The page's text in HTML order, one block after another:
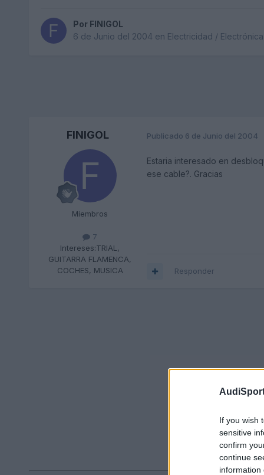
If you wish
sensitive
confirm
continue
information
Por FINIGOL
6 de Junio del 2004 en Electricidad /
FINIGOL
Miembros
7
Intereses:TRIAL,
GUITARRA FLAMENCA,
COCHES, MUSICA
Publicado 6 de Junio del 2004
Estaria interesado en
ese cable?. Gracias
Responder